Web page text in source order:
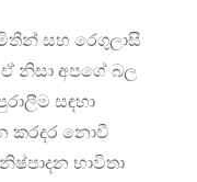
සහ රෙගුලාසි
නිසා අපගේ බල
සඳහා
කරදර නොවී
භාවිතා